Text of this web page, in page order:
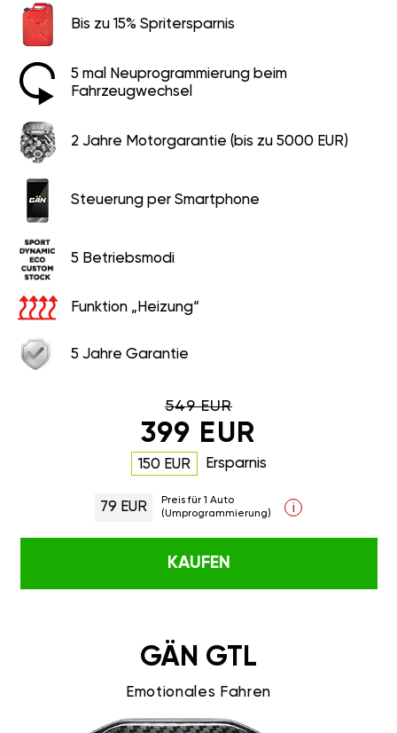
Bis zu 15% Spritersparnis
5 mal Neuprogrammierung beim
Fahrzeugwechsel
2 Jahre Motorgarantie (bis zu 5000 EUR)
Steuerung per Smartphone
5 Betriebsmodi
Funktion „Heizung“
5 Jahre Garantie
549 EUR
399 EUR
150 EUR Ersparnis
79 EUR
Preis für 1 Auto
(Umprogrammierung)
i
KAUFEN
GÄN GTL
Emotionales Fahren